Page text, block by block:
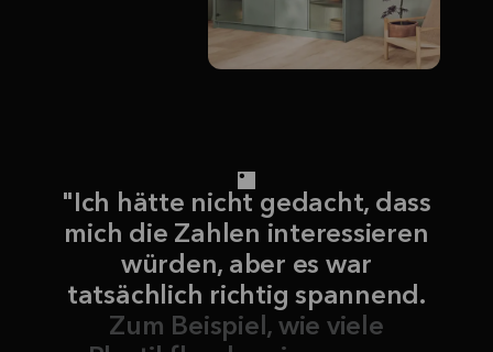
"Ich hätte nicht gedacht, dass
mich die Zahlen interessieren
würden, aber es war
tatsächlich richtig spannend.
Zum Beispiel, wie viele